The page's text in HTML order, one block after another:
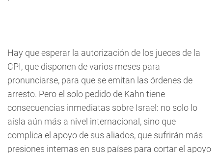
Hay que esperar la autorización de los jueces de la
CPI, que disponen de varios meses para
pronunciarse, para que se emitan las órdenes de
arresto. Pero el solo pedido de Kahn tiene
consecuencias inmediatas sobre Israel: no solo lo
aísla aún más a nivel internacional, sino que
complica el apoyo de sus aliados, que sufrirán más
presiones internas en sus países para cortar el apoyo